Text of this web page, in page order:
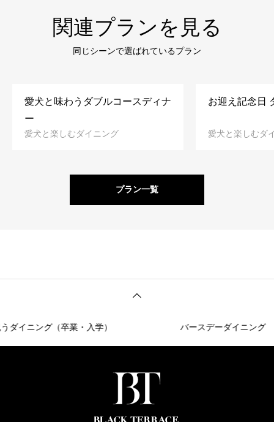
関連プランを見る
同じシーンで選ばれているプラン
愛犬と味わうダブルコースディナ
ー
愛犬と楽しむダイニング
お迎え記念日
愛犬と楽しむダ
プラン一覧
イニング（卒業・入学） バースデーダイニング